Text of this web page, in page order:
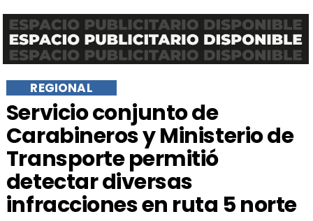
Servicio conjunto de
Carabineros y Ministerio de
Transporte permitió
detectar diversas
infracciones en ruta 5 norte
REGIONAL